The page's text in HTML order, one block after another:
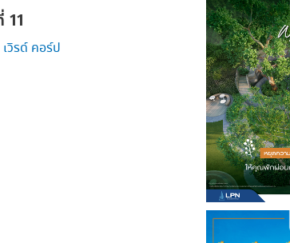
วิรด์ คอร์ป